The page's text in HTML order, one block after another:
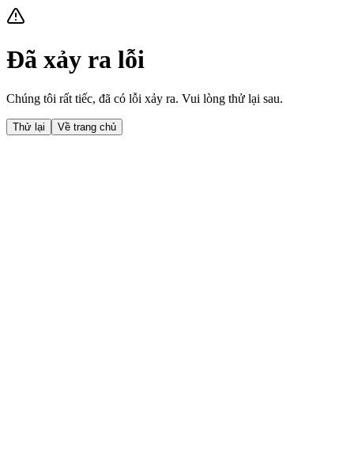
Đã xảy ra lỗi
Chúng tôi rất tiếc, đã có lỗi xảy ra. Vui lòng thử lại sau.
Thử lại Về trang chủ